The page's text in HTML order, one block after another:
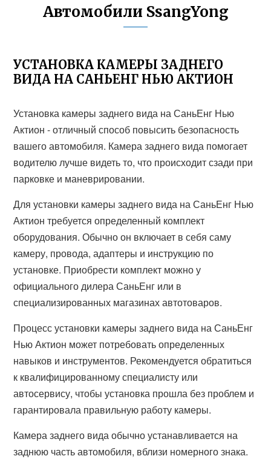
Автомобили SsangYong
УСТАНОВКА КАМЕРЫ ЗАДНЕГО
ВИДА НА САНЬЕНГ НЬЮ АКТИОН
Установка камеры заднего вида на СаньЕнг Нью
Актион - отличный способ повысить безопасность
вашего автомобиля. Камера заднего вида помогает
водителю лучше видеть то, что происходит сзади при
парковке и маневрировании.
Для установки камеры заднего вида на СаньЕнг Нью
Актион требуется определенный комплект
оборудования. Обычно он включает в себя саму
камеру, провода, адаптеры и инструкцию по
установке. Приобрести комплект можно у
официального дилера СаньЕнг или в
специализированных магазинах автотоваров.
Процесс установки камеры заднего вида на СаньЕнг
Нью Актион может потребовать определенных
навыков и инструментов. Рекомендуется обратиться
к квалифицированному специалисту или
автосервису, чтобы установка прошла без проблем и
гарантировала правильную работу камеры.
Камера заднего вида обычно устанавливается на
заднюю часть автомобиля, вблизи номерного знака.